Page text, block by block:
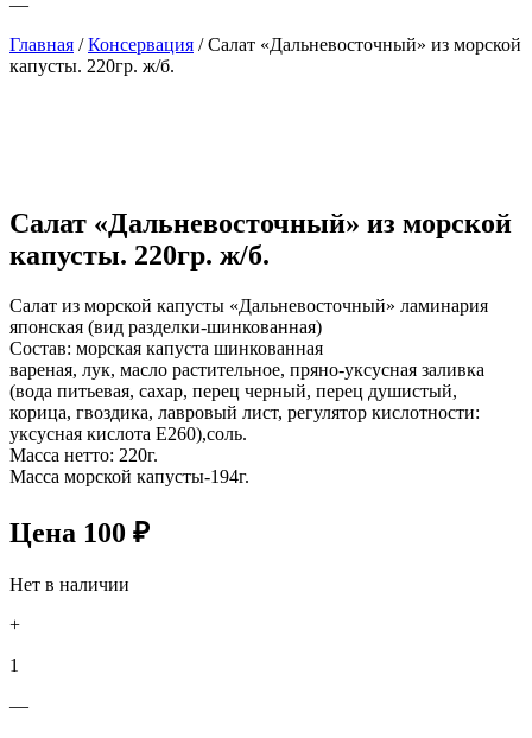
—
Главная /Консервация / Салат «Дальневосточный» из морской
капусты. 220гр. ж/б.
Салат «Дальневосточный» из морской
капусты. 220гр. ж/б.
Салат из морской капусты «Дальневосточный» ламинария
японская (вид разделки-шинкованная)
Состав: морская капуста шинкованная
вареная, лук, масло растительное, пряно-уксусная заливка
(вода питьевая, сахар, перец черный, перец душистый,
корица, гвоздика, лавровый лист, регулятор кислотности:
уксусная кислота Е260),соль.
Масса нетто: 220г.
Масса морской капусты-194г.
Цена 100 ₽
Нет в наличии
+
1
—